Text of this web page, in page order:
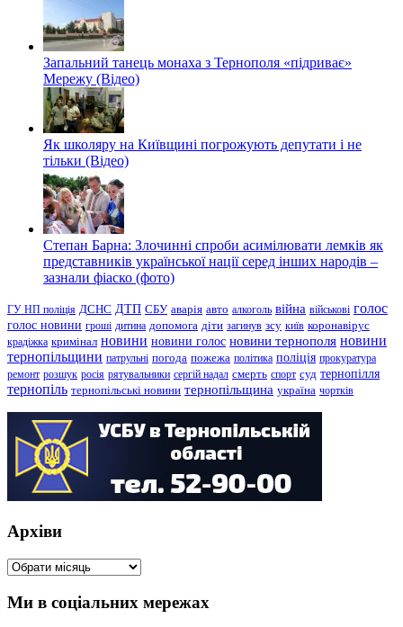
Запальний танець монаха з Тернополя «підриває»
Мережу (Відео)
Як школяру на Київщині погрожують депутати і не
тільки (Відео)
Степан Барна: Злочинні спроби асимілювати лемків як
представників української нації серед інших народів –
зазнали фіаско (фото)
ГУ НП поліція ДСНС ДТП СБУ аварія авто алкоголь війна військові голос
голос новини гроші дитина допомога діти загинув зсу київ коронавірус
крадіжка кримінал новини новини голос новини тернополя новини
тернопільщини патрульні погода пожежа політика поліція прокуратура
ремонт розшук росія рятувальники сергій надал смерть спорт суд тернопілля
тернопіль тернопільські новини тернопільщина україна чортків
Архіви
Архіви
Ми в соціальних мережах